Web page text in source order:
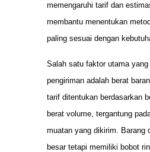
memengaruhi tarif dan
membantu menentukan
paling sesuai dengan
Salah satu faktor utama
pengiriman adalah berat
tarif ditentukan berdasarkan
berat volume, tergantung
muatan yang dikirim. Barang
besar tetapi memiliki bobot